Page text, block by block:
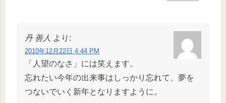
丹 善人 より:
2010年12月22日 4:44 PM
「人望のなさ」には笑えます。
忘れたい今年の出来事はしっかり忘れて、夢を
つないでいく新年となりますように。